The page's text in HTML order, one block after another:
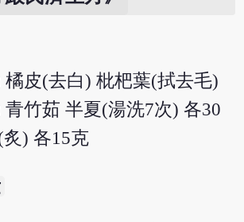
皮(去白) 枇杷葉(拭去毛)
竹茹 半夏(湯洗7次) 各30
) 各15克